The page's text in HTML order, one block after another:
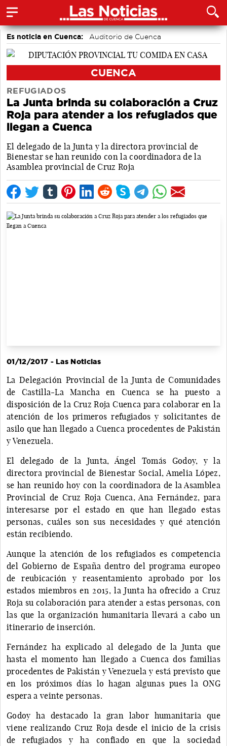
Es noticia en Cuenca: Auditorio de Cuenca
CUENCA
REFUGIADOS
La Junta brinda su colaboración a Cruz
Roja para atender a los refugiados que
llegan a Cuenca
El delegado de la Junta y la directora provincial de
Bienestar se han reunido con la coordinadora de la
Asamblea provincial de Cruz Roja
01/12/2017 - Las Noticias
La Delegación Provincial de la Junta de Comunidades
de Castilla-La Mancha en Cuenca se ha puesto a
disposición de la Cruz Roja Cuenca para colaborar en la
atención de los primeros refugiados y solicitantes de
asilo que han llegado a Cuenca procedentes de Pakistán
y Venezuela.
El delegado de la Junta, Ángel Tomás Godoy, y la
directora provincial de Bienestar Social, Amelia López,
se han reunido hoy con la coordinadora de la Asamblea
Provincial de Cruz Roja Cuenca, Ana Fernández, para
interesarse por el estado en que han llegado estas
personas, cuáles son sus necesidades y qué atención
están recibiendo.
Aunque la atención de los refugiados es competencia
del Gobierno de España dentro del programa europeo
de reubicación y reasentamiento aprobado por los
estados miembros en 2015, la Junta ha ofrecido a Cruz
Roja su colaboración para atender a estas personas, con
las que la organización humanitaria llevará a cabo un
itinerario de inserción.
Fernández ha explicado al delegado de la Junta que
hasta el momento han llegado a Cuenca dos familias
procedentes de Pakistán y Venezuela y está previsto que
en los próximos días lo hagan algunas pues la ONG
espera a veinte personas.
Godoy ha destacado la gran labor humanitaria que
viene realizando Cruz Roja desde el inicio de la crisis
de refugiados y ha confiado en que la sociedad